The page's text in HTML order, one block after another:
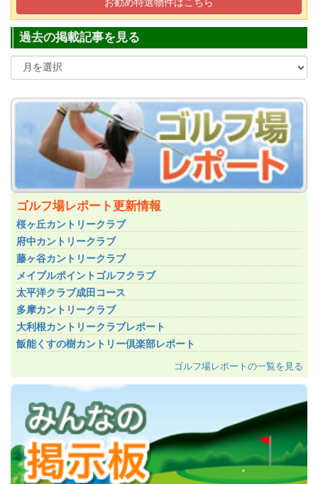
さいたま梨花カントリークラブ(埼玉県)
過去の掲載記事を見る
ゴルフ場レポート更新情報
桜ヶ丘カントリークラブ
府中カントリークラブ
藤ヶ谷カントリークラブ
メイプルポイントゴルフクラブ
太平洋クラブ成田コース
多摩カントリークラブ
大利根カントリークラブレポート
飯能くすの樹カントリー倶楽部レポート
ゴルフ場レポートの一覧を見る